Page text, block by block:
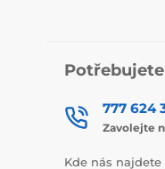
777 624
Zavolejte
Kde nás najdete